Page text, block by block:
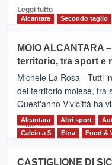
Leggi tuttoLeggi
Torna
la
Supermaratona
dell’Etna
Alcantara Secondo taglio
MOIO ALCANTARA
territorio, tra sport e
Michele La Rosa - Tutti
del territorio moiese, tra
Quest'anno Vivicittà ha
Leggi tutto Leggi
Alcantara Altri sport
Calcio a 5
Etna Food &
CASTIGLIONE DI